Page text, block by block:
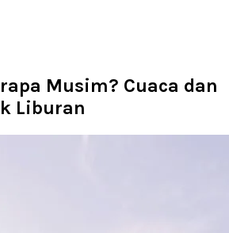
Musim? Cuaca dan
Liburan